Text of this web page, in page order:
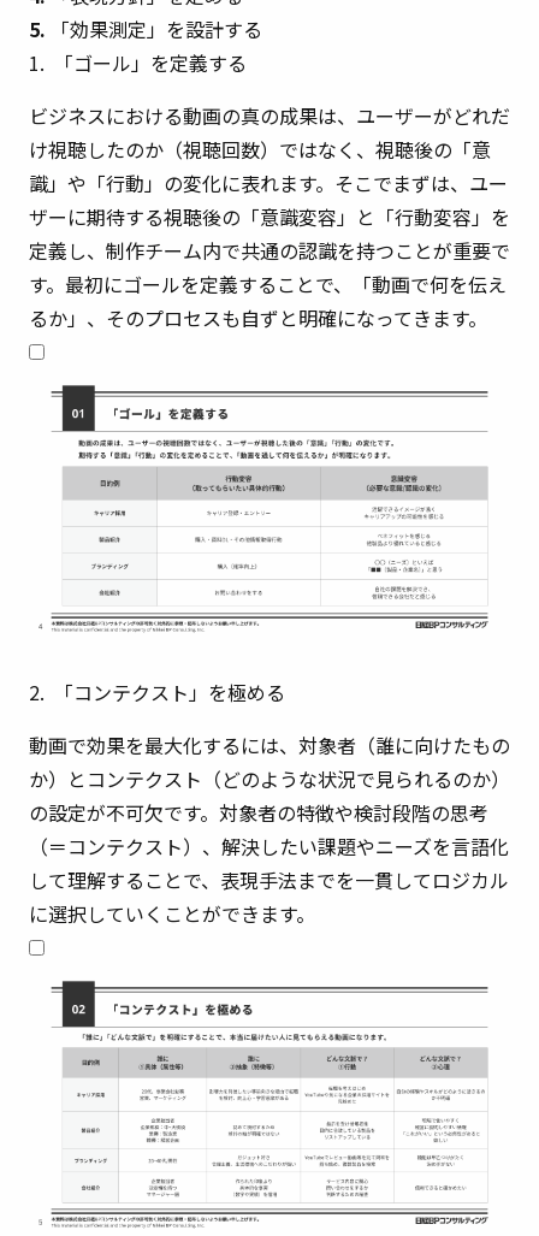
5.
「効果測定」を設計する
1. 「ゴール」を定義する
ビジネスにおける動画の真の成果は、ユーザーがどれだ
け視聴したのか（視聴回数）ではなく、視聴後の「意
識」や「行動」の変化に表れます。そこでまずは、ユー
ザーに期待する視聴後の「意識変容」と「行動変容」を
定義し、制作チーム内で共通の認識を持つことが重要で
す。最初にゴールを定義することで、「動画で何を伝え
るか」、そのプロセスも自ずと明確になってきます。
2. 「コンテクスト」を極める
動画で効果を最大化するには、対象者（誰に向けたもの
か）とコンテクスト（どのような状況で見られるのか）
の設定が不可欠です。対象者の特徴や検討段階の思考
（＝コンテクスト）、解決したい課題やニーズを言語化
して理解することで、表現手法までを一貫してロジカル
に選択していくことができます。